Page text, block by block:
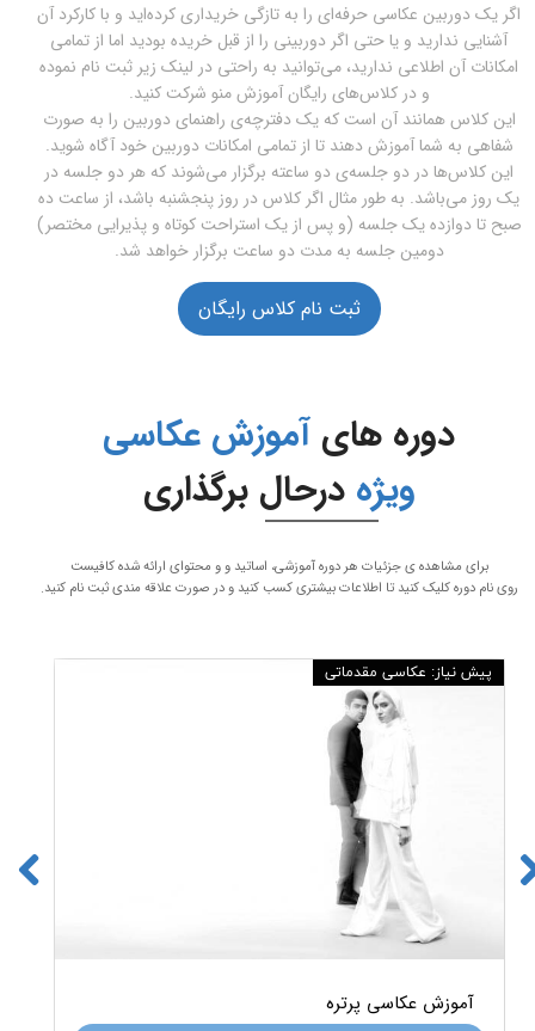
ثبت نام کلاس رایگان
اگر یک دوربین عکاسی حرفه‌ای را به تازگی خریداری کرده‌اید و با کارکرد آن
آشنایی ندارید و یا حتی اگر دوربینی را از قبل خریده بودید اما از تمامی
امکانات آن اطلاعی ندارید، می‌توانید به راحتی در لینک زیر ثبت نام نموده
و در کلاس‌های رایگان آموزش منو شرکت کنید.
این کلاس همانند آن است که یک دفترچه‌ی راهنمای دوربین را به صورت
شفاهی به شما آموزش دهند تا از تمامی امکانات دوربین خود آگاه شوید.
این کلاس‌ها در دو جلسه‌ی دو ساعته برگزار می‌شوند که هر دو جلسه در
یک روز می‌باشد. به طور مثال اگر کلاس در روز پنجشنبه باشد، از ساعت ده
صبح تا دوازده یک جلسه (و پس از یک استراحت کوتاه و پذیرایی مختصر)
دومین جلسه به مدت دو ساعت برگزار خواهد شد.
دوره های آموزش عکاسی
ویژه درحال برگذاری
برای مشاهده ی جزئیات هر دوره آموزشی، اساتید و و محتوای ارائه شده کافیست
روی نام دوره کلیک کنید تا اطلاعات بیشتری کسب کنید و در صورت علاقه مندی ثبت نام کنید.
آموزش عکاسی مقدماتی
بدون پیش نیاز